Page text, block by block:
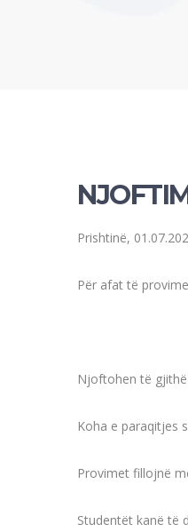
Prishtinë,
Për afat të
Njoftohen të
Koha e paraqitjes
Provimet fillojnë
Studentët kanë të